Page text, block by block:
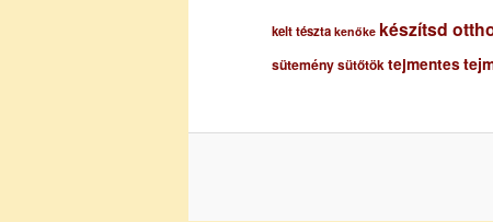
kelt tészta kenőke készítsd
süteménysütőtöktejmentes